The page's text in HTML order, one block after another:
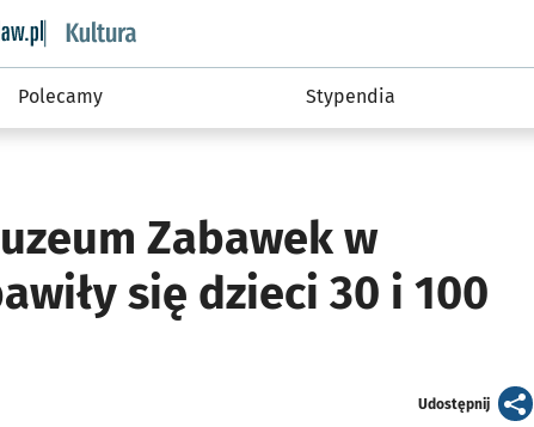
wroclaw.pl podserwis: Kultura
Polecamy Stypendia
Zabawek w
się dzieci 30 i 100
Udostępnijartykuł